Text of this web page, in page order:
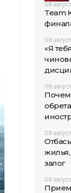
08
Team
08
«Я
08
08
залог
08